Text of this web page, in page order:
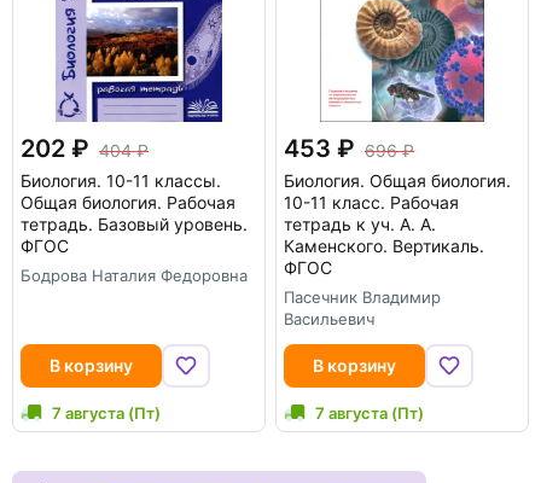
202
404
Биология. 10-11 классы.
Общая биология. Рабочая
тетрадь. Базовый уровень.
ФГОС
Бодрова Наталия Федоровна
В корзину
7 августа (Пт)
453
696
Биология. Общая биология.
10-11 класс. Рабочая
тетрадь к уч. А. А.
Каменского. Вертикаль.
ФГОС
Пасечник Владимир
Васильевич
В корзину
7 августа (Пт)